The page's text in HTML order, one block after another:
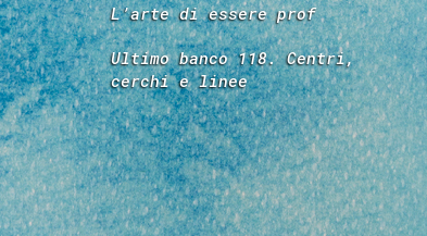
L’arte di essere prof
Ultimo banco 118. Centri,
cerchi e linee